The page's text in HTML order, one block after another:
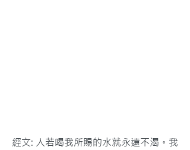
經文: 人若喝我所賜的水就永遠不渴。我